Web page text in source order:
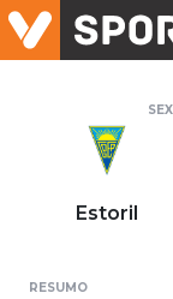
Estoril
RESUMO